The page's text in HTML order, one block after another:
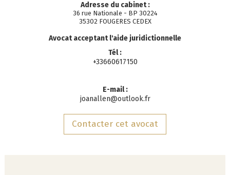
Adresse du cabinet :
36 rue Nationale - BP 30224
35302 FOUGERES CEDEX
Avocat acceptant l'aide juridictionnelle
Tél :
+33660617150
E-mail :
joanallen@outlook.fr
Contacter cet avocat